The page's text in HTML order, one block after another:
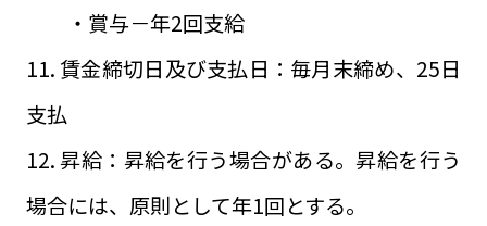
・賞与－年2回支給
11. 賃金締切日及び支払日：毎月末締め、25日
支払
12. 昇給：昇給を行う場合がある。昇給を行う
場合には、原則として年1回とする。